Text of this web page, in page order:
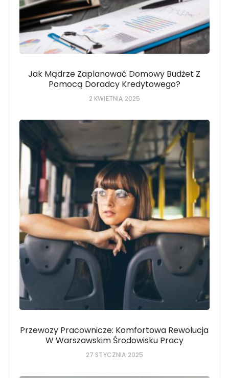
Jak Mądrze Zaplanować Domowy Budżet Z
Pomocą Doradcy Kredytowego?
2 KWIETNIA 2025
Przewozy Pracownicze: Komfortowa Rewolucja
W Warszawskim Środowisku Pracy
27 STYCZNIA 2025